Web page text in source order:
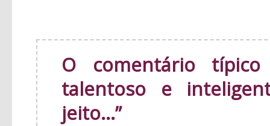
O comentário
talentoso e
jeito...”